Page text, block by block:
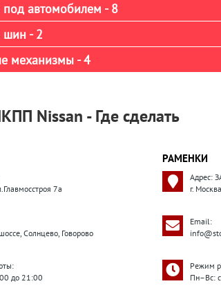
автомобилем - 8
шин - 2
механизмы - 4
Nissan - Где сделать
7а
Солнцево, Говорово
до 21:00
РАМЕНКИ
Адрес:
г.
Email:
Режим
Пн–Вс: